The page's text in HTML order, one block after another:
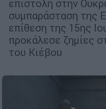
επιστολή στην
συμπαράσταση της
επίθεση της 15ης
προκάλεσε ζημίες
του Κιέβου